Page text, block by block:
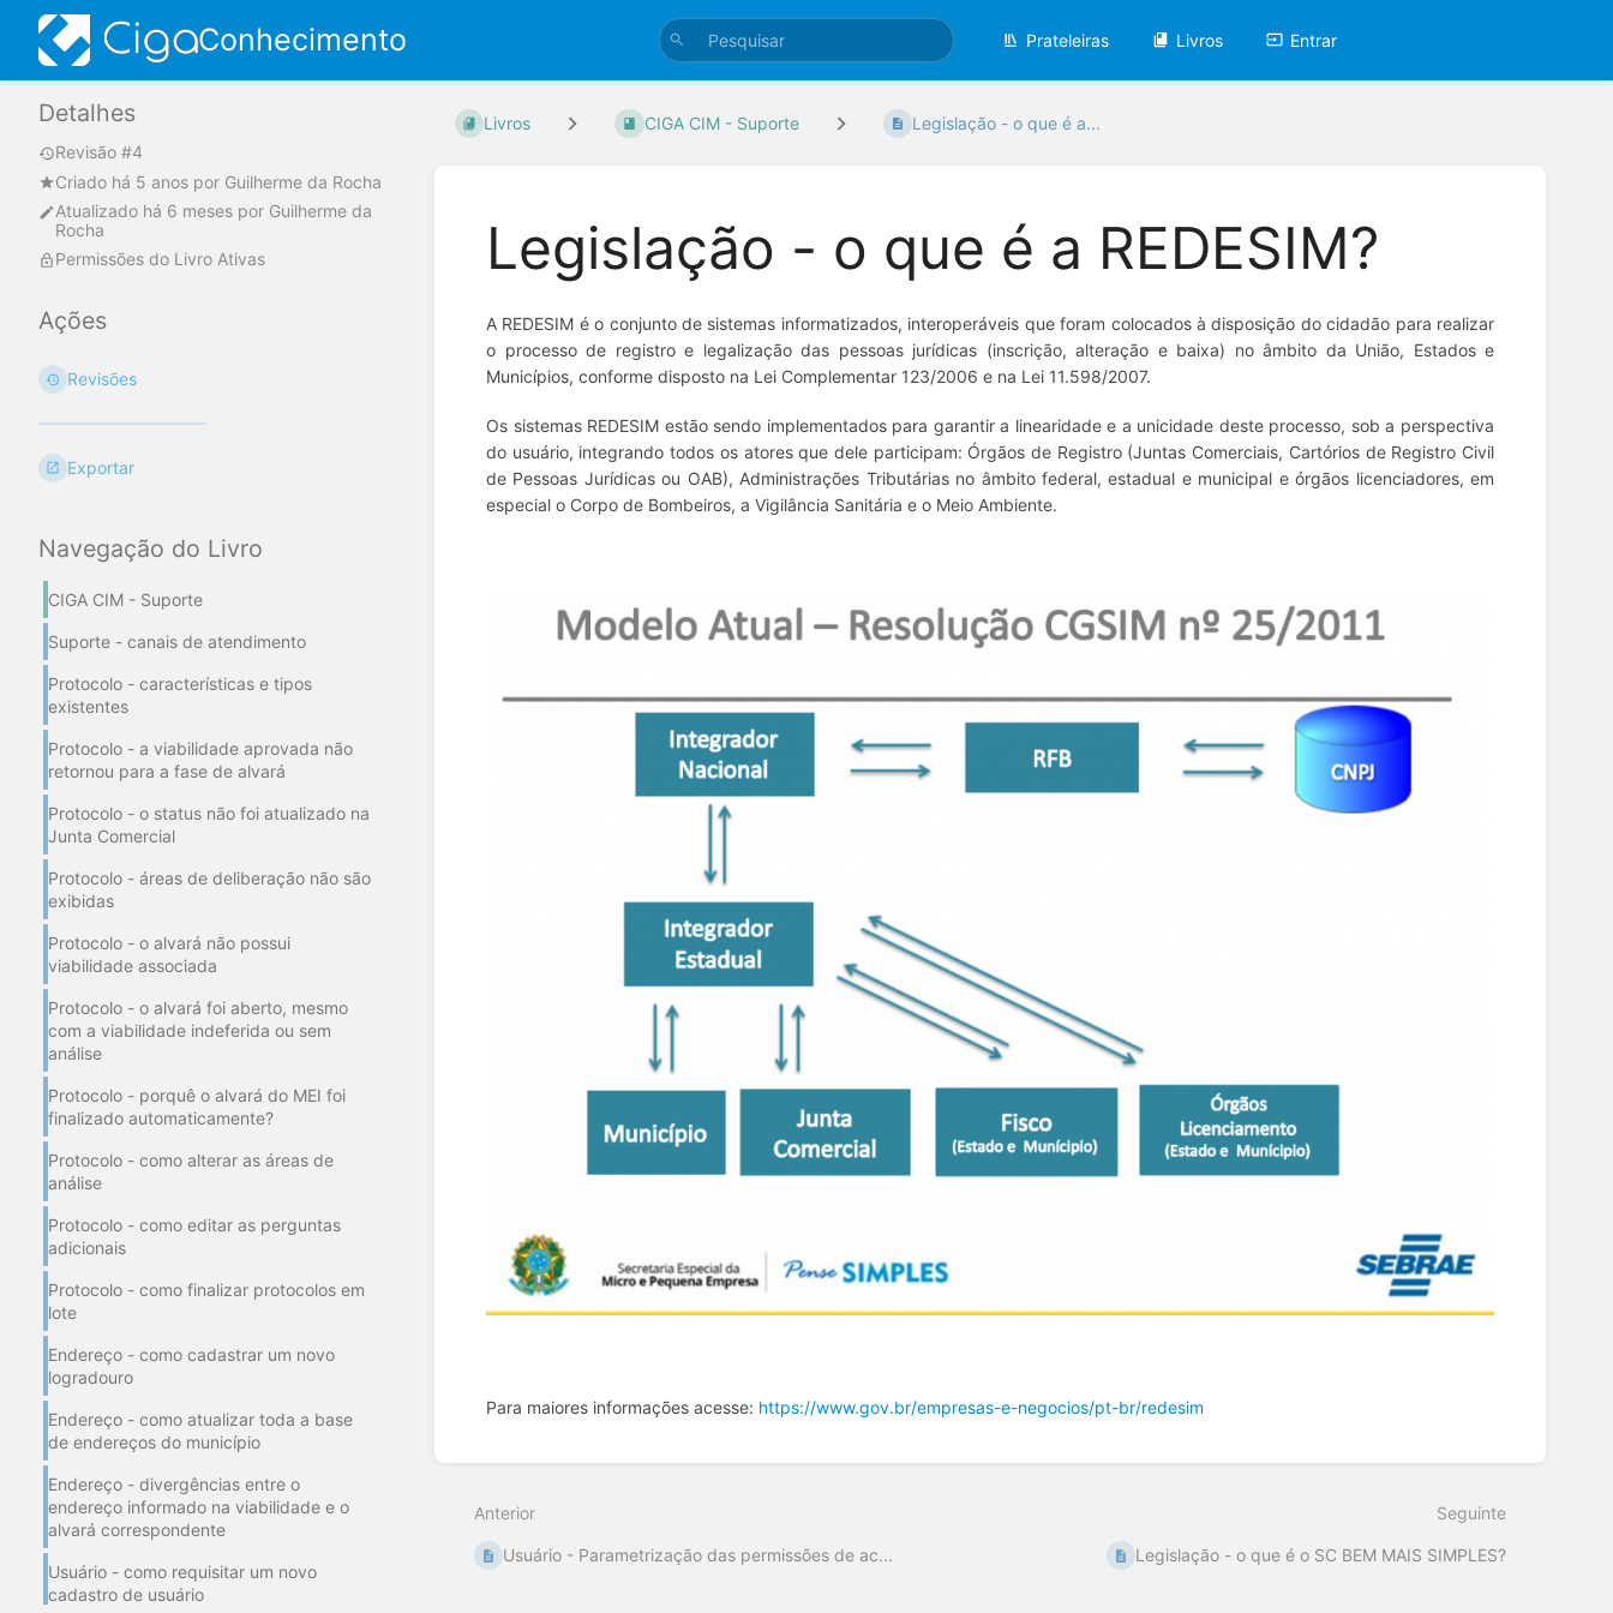
Conhecimento Prateleiras Livros Entrar
Detalhes
Revisão #4
Criado há 5 anos por Guilherme da Rocha
Atualizado há 6 meses por Guilherme da
Rocha
Permissões do Livro Ativas
Ações
Revisões
Exportar
Navegação do Livro
CIGA CIM - Suporte
Suporte - canais de atendimento
Protocolo - características e tipos
existentes
Protocolo - a viabilidade aprovada não
retornou para a fase de alvará
Protocolo - o status não foi atualizado na
Junta Comercial
Protocolo - áreas de deliberação não são
exibidas
Protocolo - o alvará não possui
viabilidade associada
Protocolo - o alvará foi aberto, mesmo
com a viabilidade indeferida ou sem
análise
Protocolo - porquê o alvará do MEI foi
finalizado automaticamente?
Protocolo - como alterar as áreas de
análise
Protocolo - como editar as perguntas
adicionais
Protocolo - como finalizar protocolos em
lote
Endereço - como cadastrar um novo
logradouro
Endereço - como atualizar toda a base
de endereços do município
Endereço - divergências entre o
endereço informado na viabilidade e o
alvará correspondente
Usuário - como requisitar um novo
cadastro de usuário
Livros CIGA CIM - Suporte Legislação - o que é a...
Legislação - o que é a REDESIM?
A REDESIM é o conjunto de sistemas informatizados, interoperáveis que foram colocados à disposição do cidadão para realizar
o processo de registro e legalização das pessoas jurídicas (inscrição, alteração e baixa) no âmbito da União, Estados e
Municípios, conforme disposto na Lei Complementar 123/2006 e na Lei 11.598/2007.
Os sistemas REDESIM estão sendo implementados para garantir a linearidade e a unicidade deste processo, sob a perspectiva
do usuário, integrando todos os atores que dele participam: Órgãos de Registro (Juntas Comerciais, Cartórios de Registro Civil
de Pessoas Jurídicas ou OAB), Administrações Tributárias no âmbito federal, estadual e municipal e órgãos licenciadores, em
especial o Corpo de Bombeiros, a Vigilância Sanitária e o Meio Ambiente.
Para maiores informações acesse: https://www.gov.br/empresas-e-negocios/pt-br/redesim
de
seleção
de
Anterior
Usuário - Parametrização das permissões de ac...
Seguinte
Legislação - o que é o SC BEM MAIS SIMPLES?